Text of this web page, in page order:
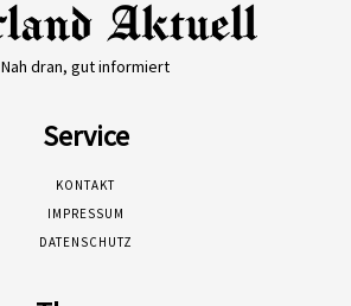
Nah dran, gut informiert
Service
KONTAKT
IMPRESSUM
DATENSCHUTZ